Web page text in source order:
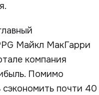
Майкл МакГарри
компания
Помимо
почти 40